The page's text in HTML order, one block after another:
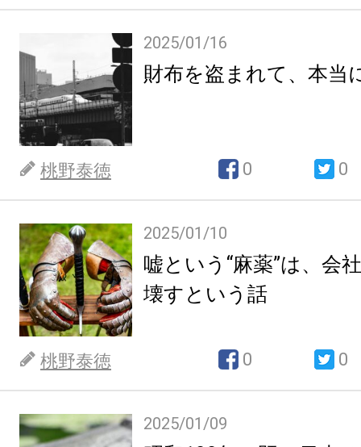
2025/01/16
財布を盗まれて、本当
桃野泰徳 0 0
2025/01/10
嘘という“麻薬”は、会
壊すという話
桃野泰徳 0 0
2025/01/09